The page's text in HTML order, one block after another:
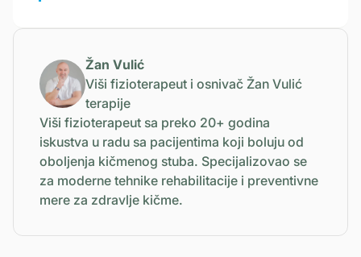
Žan Vulić
Viši fizioterapeut i osnivač Žan Vulić
terapije
Viši fizioterapeut sa preko 20+ godina
iskustva u radu sa pacijentima koji boluju od
oboljenja kičmenog stuba. Specijalizovao se
za moderne tehnike rehabilitacije i preventivne
mere za zdravlje kičme.